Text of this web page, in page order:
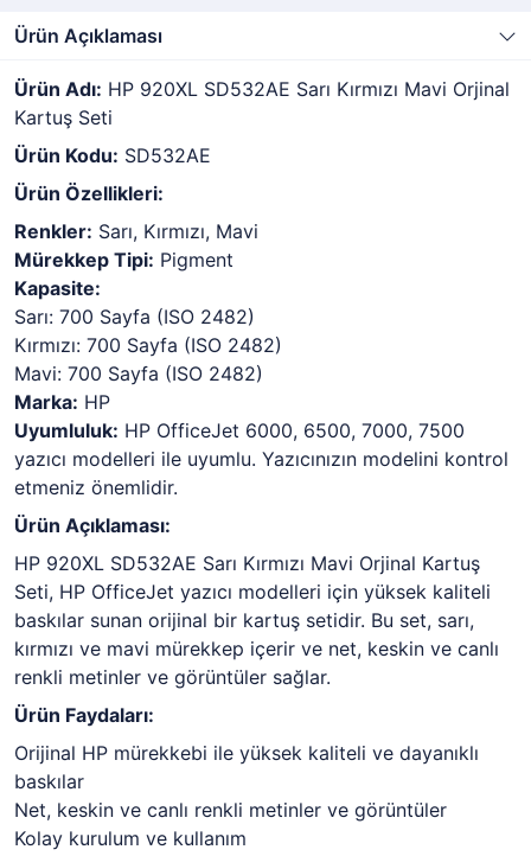
Ürün Açıklaması
Ürün Adı: HP 920XL SD532AE Sarı Kırmızı Mavi Orjinal
Kartuş Seti
Ürün Kodu: SD532AE
Ürün Özellikleri:
Renkler: Sarı, Kırmızı, Mavi
Mürekkep Tipi: Pigment
Kapasite:
Sarı: 700 Sayfa (ISO 2482)
Kırmızı: 700 Sayfa (ISO 2482)
Mavi: 700 Sayfa (ISO 2482)
Marka: HP
Uyumluluk: HP OfficeJet 6000, 6500, 7000, 7500
yazıcı modelleri ile uyumlu. Yazıcınızın modelini kontrol
etmeniz önemlidir.
Ürün Açıklaması:
HP 920XL SD532AE Sarı Kırmızı Mavi Orjinal Kartuş
Seti, HP OfficeJet yazıcı modelleri için yüksek kaliteli
baskılar sunan orijinal bir kartuş setidir. Bu set, sarı,
kırmızı ve mavi mürekkep içerir ve net, keskin ve canlı
renkli metinler ve görüntüler sağlar.
Ürün Faydaları:
Orijinal HP mürekkebi ile yüksek kaliteli ve dayanıklı
baskılar
Net, keskin ve canlı renkli metinler ve görüntüler
Kolay kurulum ve kullanım